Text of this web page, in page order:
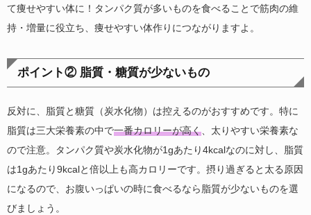
て痩せやすい体に！タンパク質が多いものを食べることで筋肉の維
持・増量に役立ち、痩せやすい体作りにつながりますよ。
ポイント② 脂質・糖質が少ないもの
反対に、脂質と糖質（炭水化物）は控えるのがおすすめです。特に
脂質は三大栄養素の中で一番カロリーが高く 、太りやすい栄養素な
ので注意。タンパク質や炭水化物が1gあたり4kcalなのに対し、脂質
は1gあたり9kcalと倍以上も高カロリーです。摂り過ぎると太る原因
になるので、お腹いっぱいの時に食べるなら脂質が少ないものを選
びましょう。